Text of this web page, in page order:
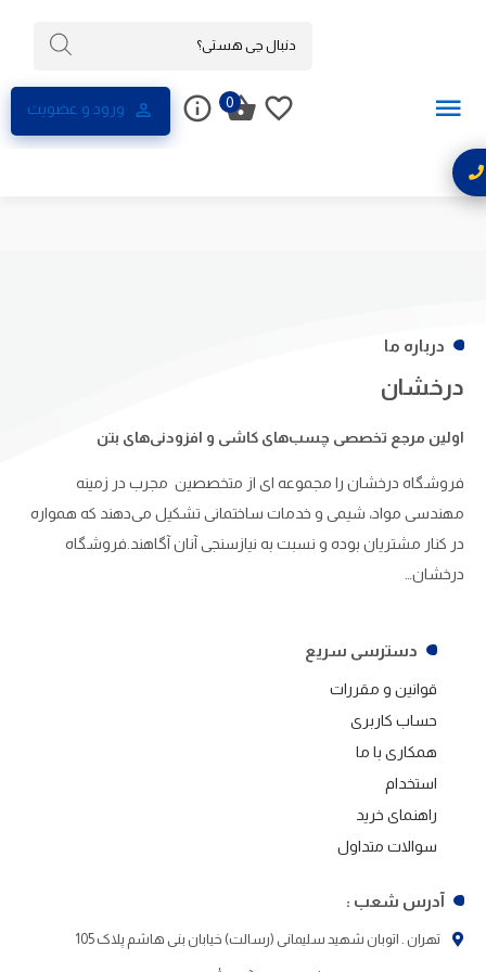
ورود و عضویت 0
درباره ما
درخشان
اولین مرجع تخصصی چسب‌های کاشی و افزودنی‌های بتن
فروشگاه درخشان را مجموعه ای از متخصصین مجرب در زمینه
مهندسی مواد، شیمی و خدمات ساختمانی تشکیل می‌دهند که همواره
در کنار مشتریان بوده و نسبت به نیازسنجی آنان آگاهند.فروشگاه
درخشان…
دسترسی سریع
قوانین و مقررات
حساب کاربری
همکاری با ما
استخدام
راهنمای خرید
سوالات متداول
آدرس شعب :
تهران . اتوبان شهید سلیمانی (رسالت) خیابان بنی هاشم پلاک 105